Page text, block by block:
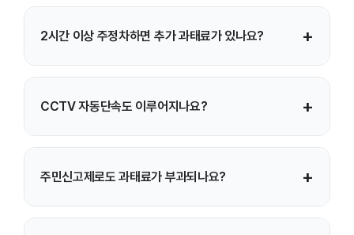
수 있습니다. 특히 CCTV 단속 구간은 짧은 정차도 촬영될 수
2시간 이상 주정차하면 추가 과태료가 있나요? +
있습니다. 보통 2시간 초과 시 가산금이 붙습니다.
CCTV 자동단속도 이루어지나요? +
주민신고제와 병행하여 무인 단속이 이루어집니다.
주민신고제로도 과태료가 부과되나요? +